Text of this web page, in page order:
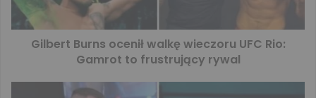
Gilbert Burns ocenił walkę wieczoru UFC Rio:
Gamrot to frustrujący rywal